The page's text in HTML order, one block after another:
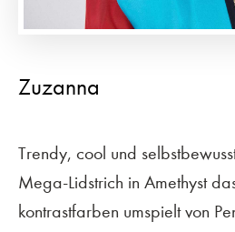
Zuzanna
Trendy, cool und
Mega-Lidstrich in Amethyst
kontrastfarben umspielt von